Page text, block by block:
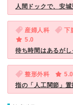
人間ドックで、安
産婦人科
下
5.0
待ち時間はあるが
整形外科
5.0
指の「人工関節」置